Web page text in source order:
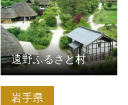
岩手県
遠野ふるさと村